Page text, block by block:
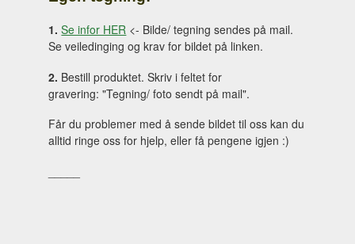
1.Se infor HER <- Bilde/ tegning sendes på mail.
Se veiledinging og krav for bildet på linken.
2. Bestill produktet. Skriv i feltet for
gravering: "Tegning/ foto sendt på mail".
Får du problemer med å sende bildet til oss kan du
alltid ringe oss for hjelp, eller få pengene igjen :)